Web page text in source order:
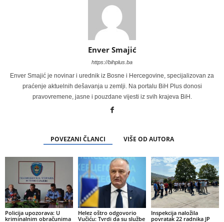
Enver Smajić
https://bihplus.ba
Enver Smajić je novinar i urednik iz Bosne i Hercegovine, specijalizovan za
praćenje aktuelnih dešavanja u zemlji. Na portalu BiH Plus donosi
pravovremene, jasne i pouzdane vijesti iz svih krajeva BiH.
POVEZANI ČLANCI VIŠE OD AUTORA
Policija upozorava: U
kriminalnim obračunima
Helez oštro odgovorio
Vučiću: Tvrdi da su službe
Inspekcija naložila
povratak 22 radnika JP